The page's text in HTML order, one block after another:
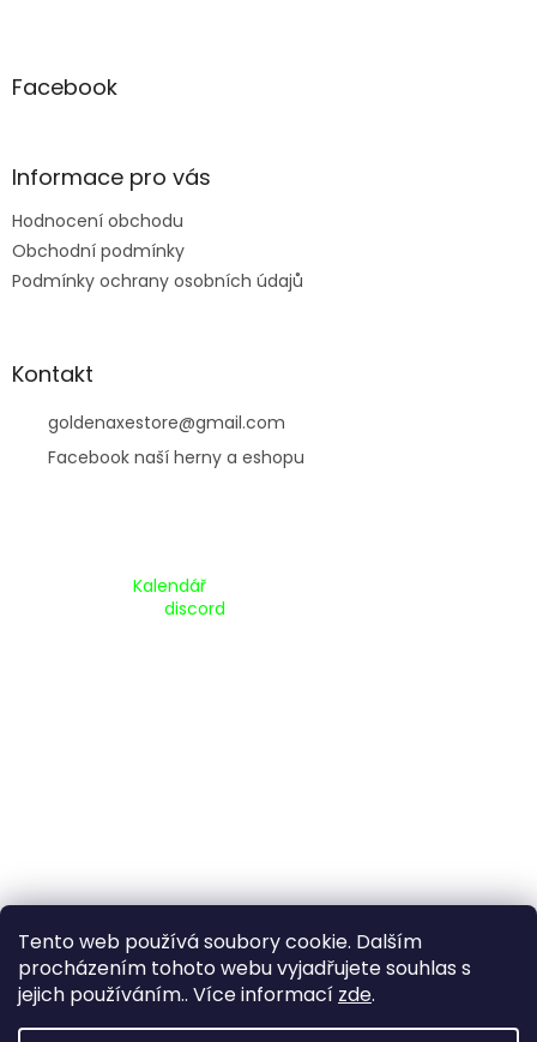
Tento web používá soubory cookie. Dalším
procházením tohoto webu vyjadřujete souhlas s
jejich používáním.. Více informací zde.
Z
aFacebook
Informace pro vás
Hodnocení obchodu
Obchodní podmínky
Podmínky ochrany osobních údajů
Kontakt
goldenaxestore@gmail.com
Facebook naší herny a eshopu
Kalendář
discord